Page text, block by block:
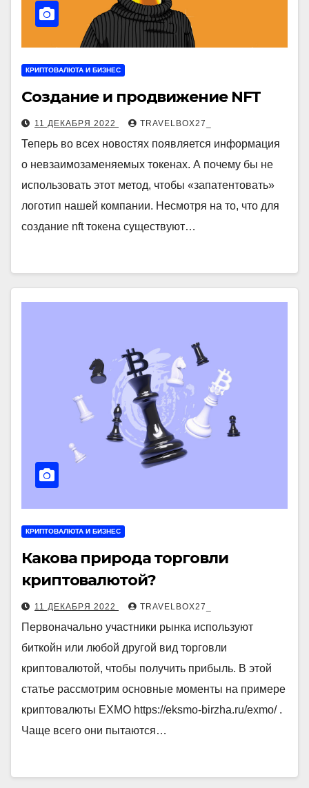
КРИПТОВАЛЮТА И БИЗНЕС
Создание и продвижение NFT
11 ДЕКАБРЯ 2022 TRAVELBOX27_
Теперь во всех новостях появляется информация
о невзаимозаменяемых токенах. А почему бы не
использовать этот метод, чтобы «запатентовать»
логотип нашей компании. Несмотря на то, что для
создание nft токена существуют…
КРИПТОВАЛЮТА И БИЗНЕС
Какова природа торговли
криптовалютой?
11 ДЕКАБРЯ 2022 TRAVELBOX27_
Первоначально участники рынка используют
биткойн или любой другой вид торговли
криптовалютой, чтобы получить прибыль. В этой
статье рассмотрим основные моменты на примере
криптовалюты EXMO https://eksmo-birzha.ru/exmo/ .
Чаще всего они пытаются…